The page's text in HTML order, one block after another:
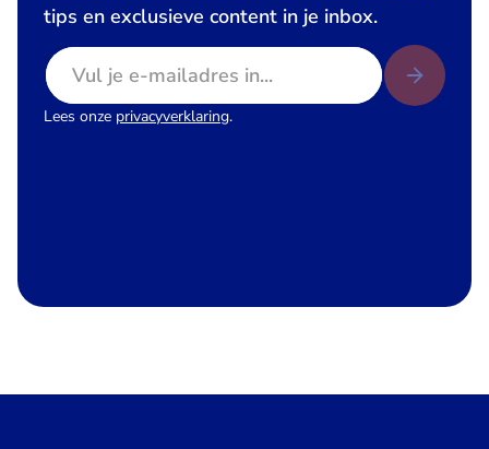
tips en exclusieve content in je inbox.
E-mailadres
Lees onze privacyverklaring.